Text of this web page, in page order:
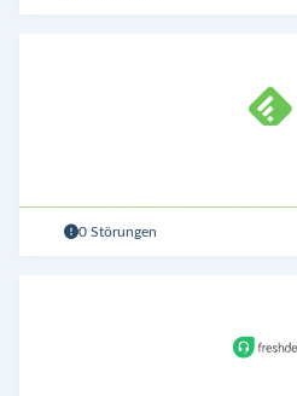
0 Störungen